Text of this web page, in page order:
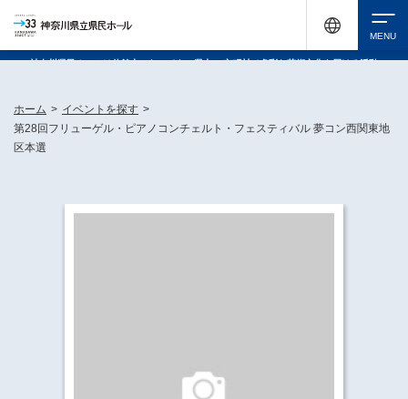
神奈川県民ホールは休館中においても、県内33市町村で多彩な芸術文化を届ける活動
ホーム > イベントを探す >
第28回フリューゲル・ピアノコンチェルト・フェスティバル 夢コン西関東地
区本選